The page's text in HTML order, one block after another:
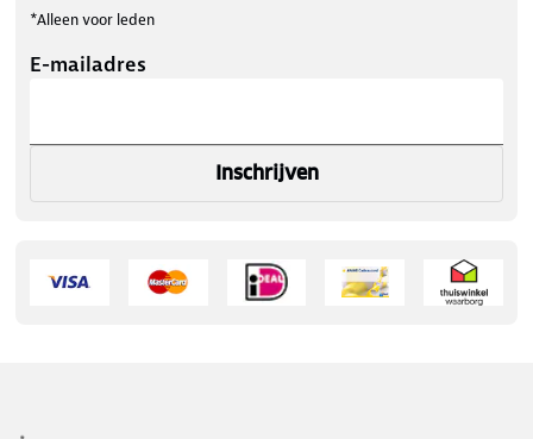
*Alleen voor leden
E-mailadres
Inschrijven